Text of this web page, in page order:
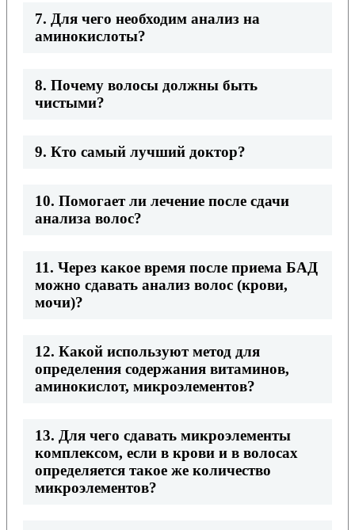
7. Для чего необходим анализ на
аминокислоты?
8. Почему волосы должны быть
чистыми?
9. Кто самый лучший доктор?
10. Помогает ли лечение после сдачи
анализа волос?
11. Через какое время после приема БАД
можно сдавать анализ волос (крови,
мочи)?
12. Какой используют метод для
определения содержания витаминов,
аминокислот, микроэлементов?
13. Для чего сдавать микроэлементы
комплексом, если в крови и в волосах
определяется такое же количество
микроэлементов?